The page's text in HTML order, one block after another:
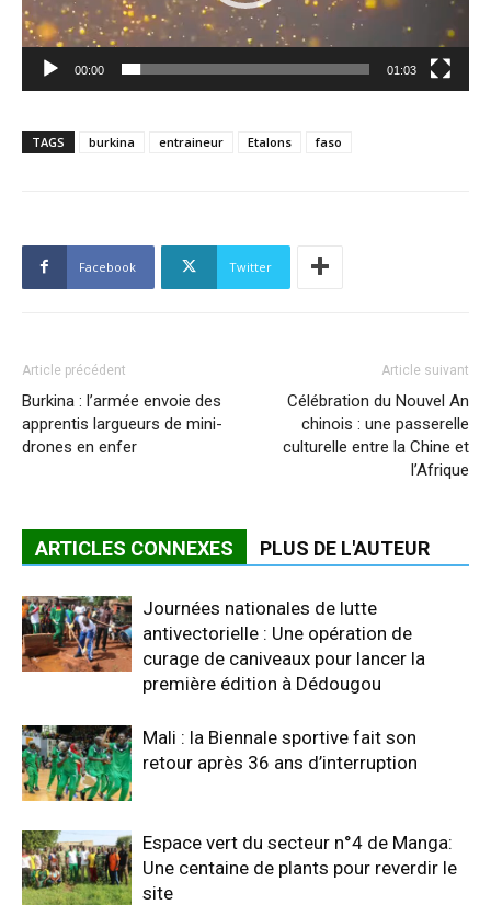
00:00 01:03
TAGS burkina entraineur Etalons faso
Facebook Twitter
Article précédent
Burkina : l’armée envoie des
apprentis largueurs de mini-
drones en enfer
Article suivant
Célébration du Nouvel An
chinois : une passerelle
culturelle entre la Chine et
l’Afrique
ARTICLES CONNEXES PLUS DE L'AUTEUR
Journées nationales de lutte
antivectorielle : Une opération de
curage de caniveaux pour lancer la
première édition à Dédougou
Mali : la Biennale sportive fait son
retour après 36 ans d’interruption
Espace vert du secteur n°4 de Manga:
Une centaine de plants pour reverdir le
site